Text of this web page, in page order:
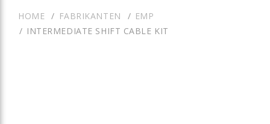
HOME FABRIKANTEN
EMP
INTERMEDIATE SHIFT CABLE KIT